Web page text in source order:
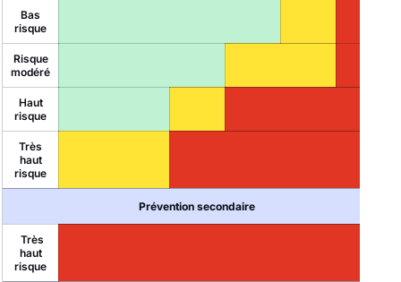
Bas
risque
Risque
modéré
Haut
risque
Très
haut
risque
Prévention secondaire
Très
haut
risque